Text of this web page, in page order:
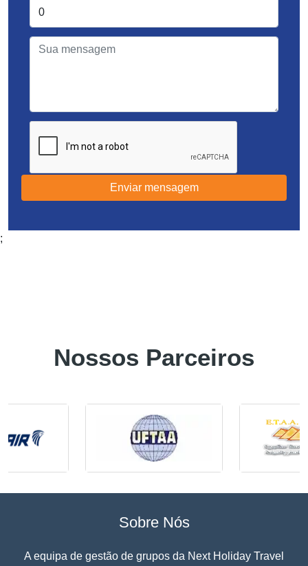
Enviar mensagem
;
Nossos Parceiros
Sobre Nós
A equipa de gestão de grupos da Next Holiday Travel